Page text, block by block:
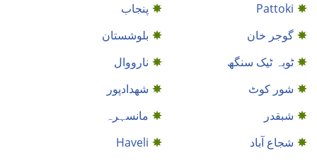
Pattoki
پنجاب
گوجر خان
بلوشستان
ٹوبہ ٹیک سنگھ
نارووال
شور کوٹ
شهدادپور
شبقدر
مانسہرہ
شجاع آباد
Haveli